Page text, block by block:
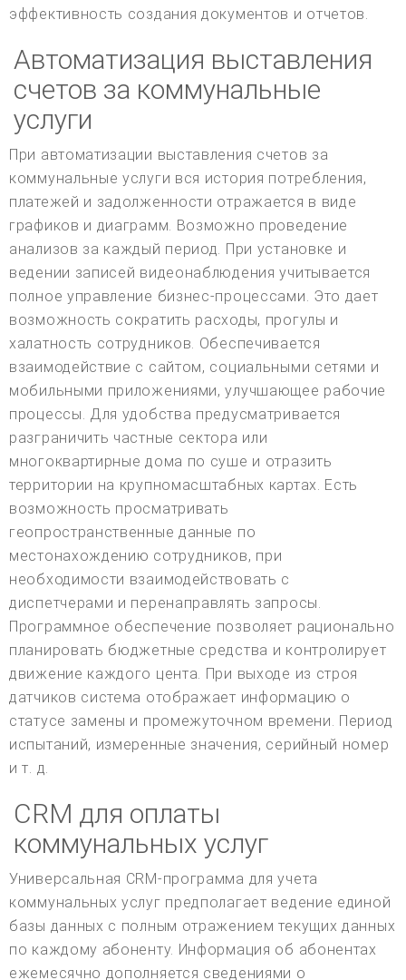
эффективность создания документов и отчетов.
Автоматизация выставления
счетов за коммунальные
услуги
При автоматизации выставления счетов за
коммунальные услуги вся история потребления,
платежей и задолженности отражается в виде
графиков и диаграмм. Возможно проведение
анализов за каждый период. При установке и
ведении записей видеонаблюдения учитывается
полное управление бизнес-процессами. Это дает
возможность сократить расходы, прогулы и
халатность сотрудников. Обеспечивается
взаимодействие с сайтом, социальными сетями и
мобильными приложениями, улучшающее рабочие
процессы. Для удобства предусматривается
разграничить частные сектора или
многоквартирные дома по суше и отразить
территории на крупномасштабных картах. Есть
возможность просматривать
геопространственные данные по
местонахождению сотрудников, при
необходимости взаимодействовать с
диспетчерами и перенаправлять запросы.
Программное обеспечение позволяет рационально
планировать бюджетные средства и контролирует
движение каждого цента. При выходе из строя
датчиков система отображает информацию о
статусе замены и промежуточном времени. Период
испытаний, измеренные значения, серийный номер
и т. д.
CRM для оплаты
коммунальных услуг
Универсальная CRM-программа для учета
коммунальных услуг предполагает ведение единой
базы данных с полным отражением текущих данных
по каждому абоненту. Информация об абонентах
ежемесячно дополняется сведениями о